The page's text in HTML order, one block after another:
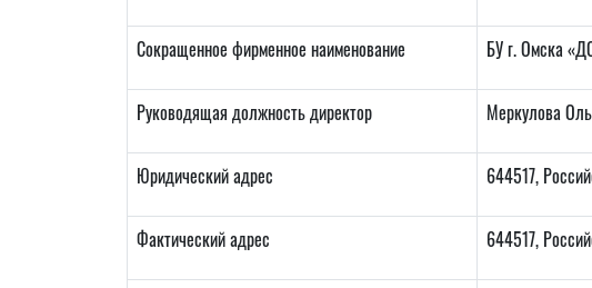
Сокращенное фирменное наименование БУ г. Омска
Руководящая должность директор Меркулова
Юридический адрес 644517,
Фактический адрес 644517,